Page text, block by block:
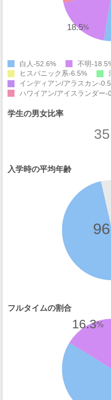
18.5%
白人 52.6% 不明
ヒスパニック系 6.5%
インディアン/アラスカン
ハワイアン/アイスランダー
学生の男女比率
入学時の平均年齢
フルタイムの割合
16.3%